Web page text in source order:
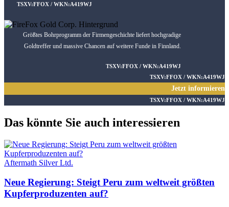
TSXV:FFOX / WKN:A419WJ
Größtes Bohrprogramm der Firmengeschichte liefert hochgradige
Goldtreffer und massive Chancen auf weitere Funde in Finnland.
TSXV:FFOX / WKN:A419WJ
TSXV:FFOX / WKN:A419WJ
Jetzt informieren
TSXV:FFOX / WKN:A419WJ
Das könnte Sie auch interessieren
Aftermath Silver Ltd.
Neue Regierung: Steigt Peru zum weltweit größten
Kupferproduzenten auf?